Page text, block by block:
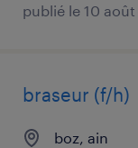
publié le 10
braseur (f/h)
boz, ain